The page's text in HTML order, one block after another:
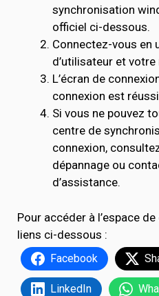
synchronisation
officiel ci-dessous.
Connectez-vous en
d’utilisateur et
L’écran de
connexion est
Si vous ne pouvez
centre de
connexion,
dépannage ou
d’assistance.
Pour accéder à l’espace
liens ci-dessous :
Facebook
LinkedIn